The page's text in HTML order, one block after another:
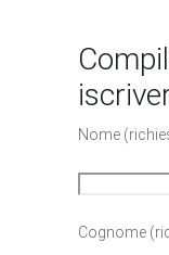
Nome
Cognome